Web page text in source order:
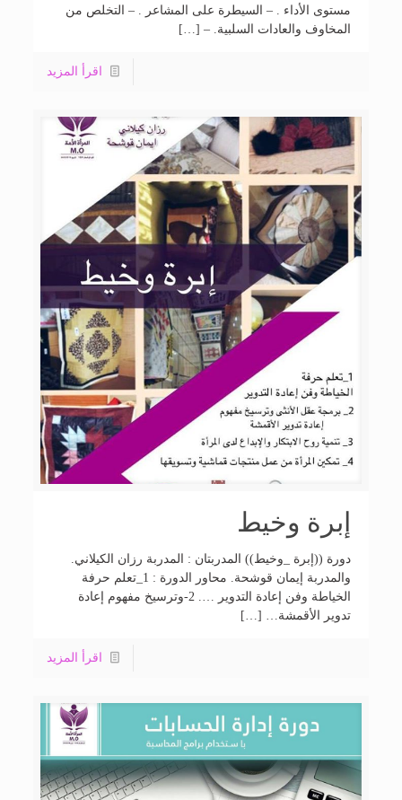
مستوى الأداء . – السيطرة على المشاعر . – التخلص من
المخاوف والعادات السلبية. – […]
اقرأ المزيد
إبرة وخيط
دورة ((إبرة _وخيط)) المدربتان : المدربة رزان الكيلاني.
والمدربة إيمان قوشحة. محاور الدورة : 1_تعلم حرفة
الخياطة وفن إعادة التدوير …. 2-وترسيخ مفهوم إعادة
تدوير اﻷقمشة… […]
اقرأ المزيد